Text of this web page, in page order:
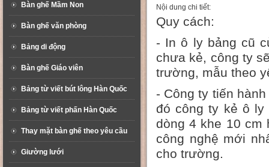
Bàn ghế Mầm Non
Bàn ghế văn phòng
Bảng di động
Bàn ghế Giáo viên
Bảng từ viết bút lông Hàn Quốc
Bảng từ viết phấn Hàn Quốc
Thay mặt bàn ghế theo yêu cầu
Giường lưới
Nội dung chi tiết:
Quy cách:
- In ô ly bảng cũ
chưa kẻ, công ty
trường, mẫu theo
- Công ty tiến
đó công ty kẻ ô ly
dòng 4 khe 10 cm
công nghệ mới
cho trường.